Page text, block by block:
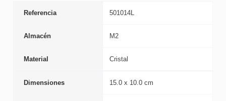
Referencia 501014L
Almacén M2
Material Cristal
Dimensiones 15.0 x 10.0 cm